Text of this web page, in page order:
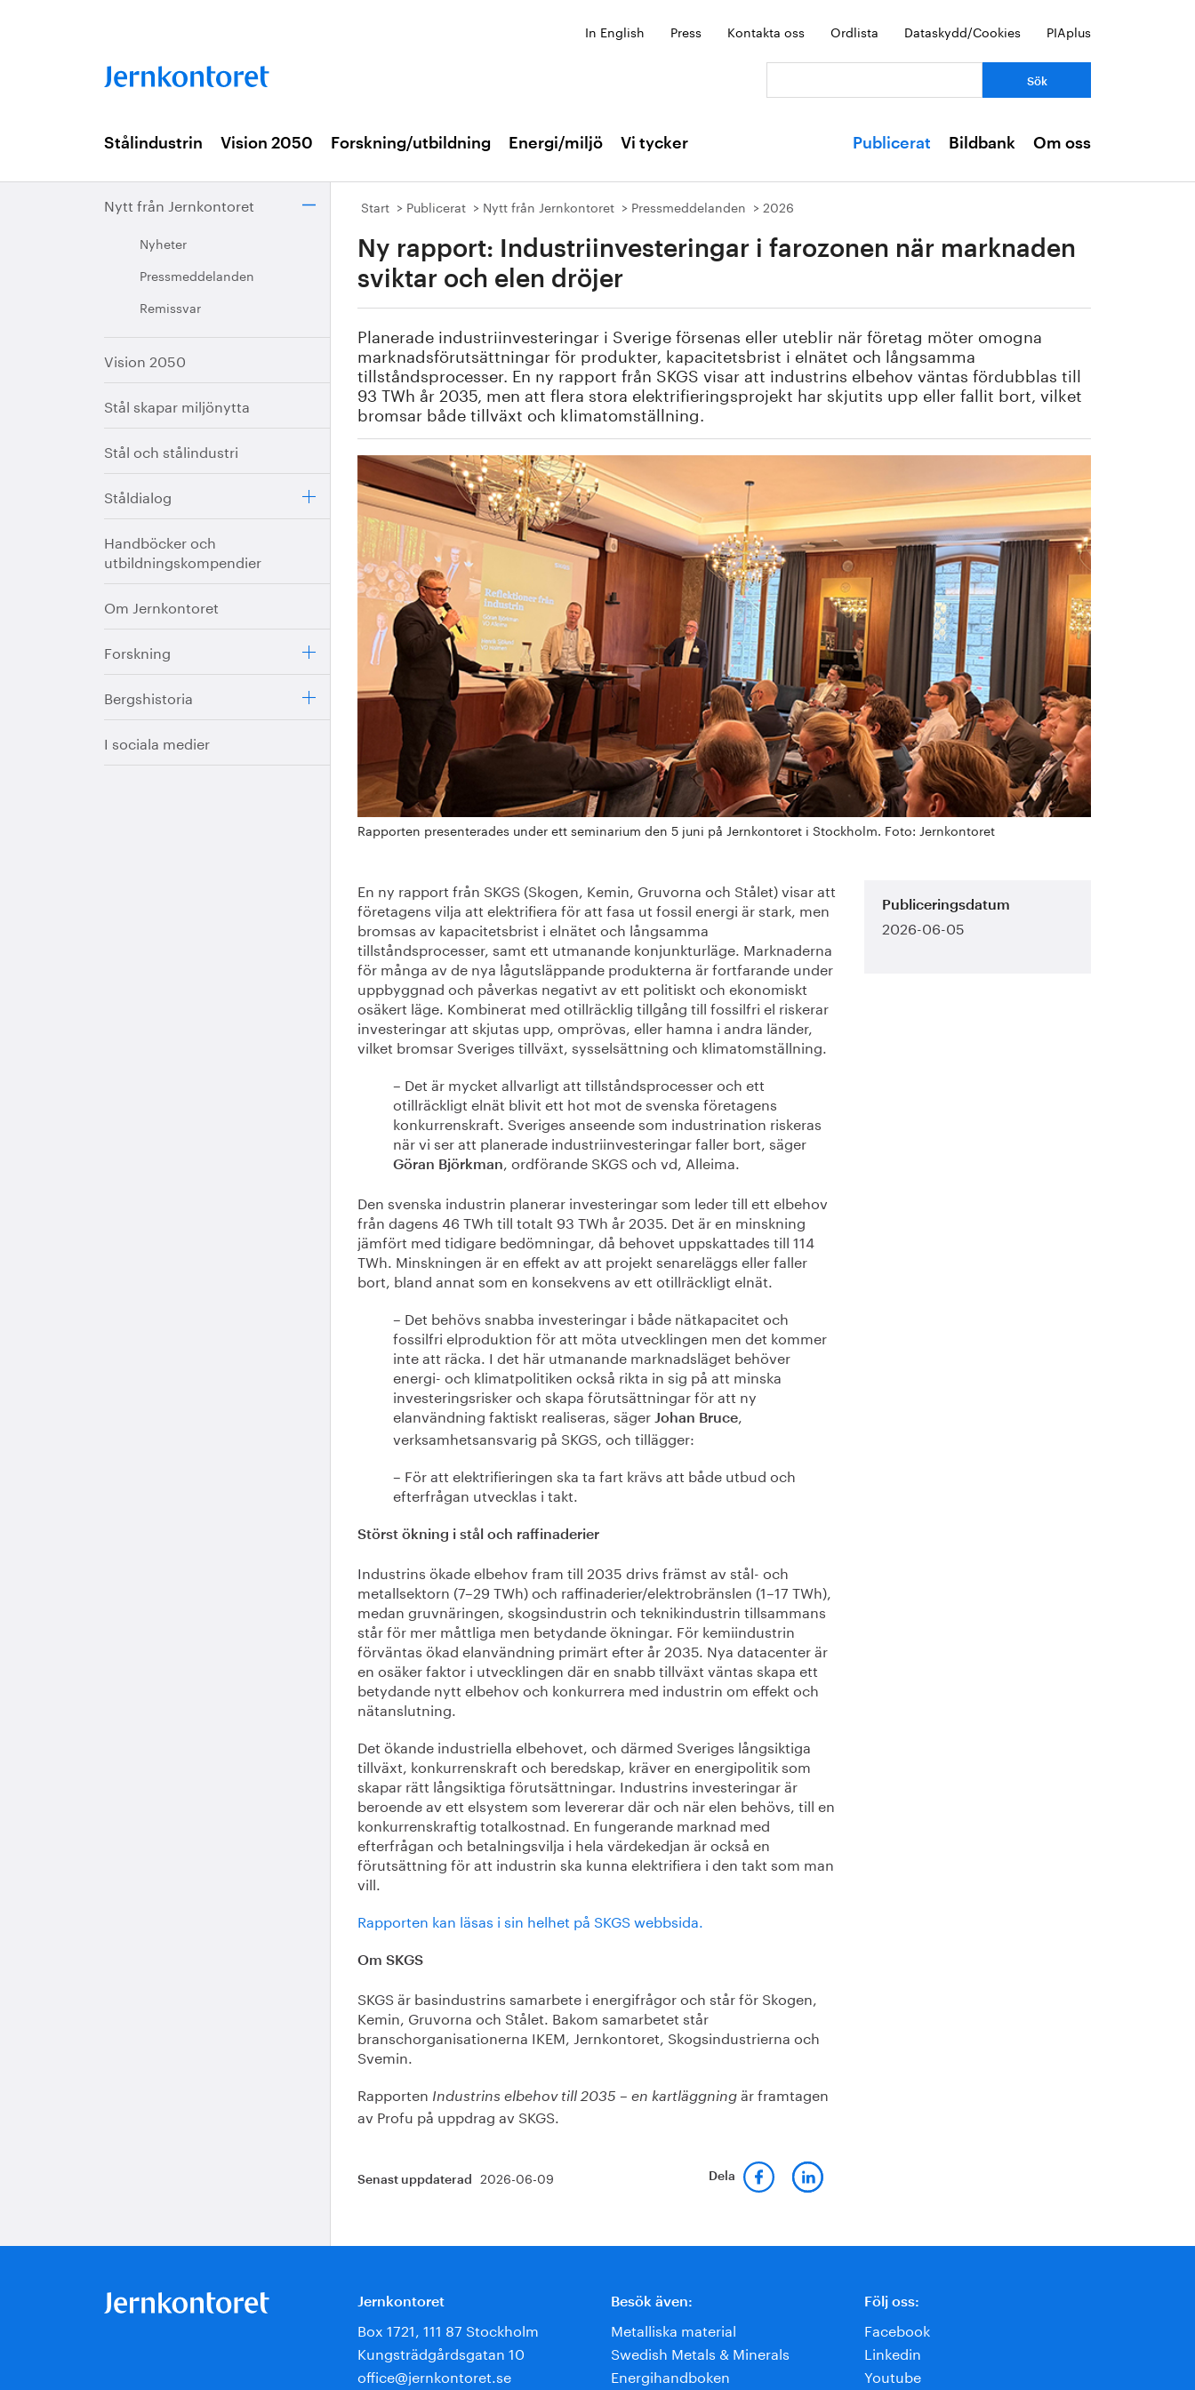
In English Press Kontakta oss Ordlista Dataskydd/Cookies PIAplus
Stålindustrin Vision 2050 Forskning/utbildning Energi/miljö Vi tycker Publicerat Bildbank Om oss
Nytt från Jernkontoret
Nyheter
Pressmeddelanden
Remissvar
Vision 2050
Stål skapar miljönytta
Stål och stålindustri
Ståldialog
Handböcker och
utbildningskompendier
Om Jernkontoret
Forskning
Bergshistoria
I sociala medier
Start Publicerat Nytt från Jernkontoret Pressmeddelanden 2026
Ny rapport: Industriinvesteringar i farozonen när marknaden
sviktar och elen dröjer
Planerade industriinvesteringar i Sverige försenas eller uteblir när företag möter omogna
marknadsförutsättningar för produkter, kapacitetsbrist i elnätet och långsamma
tillståndsprocesser. En ny rapport från SKGS visar att industrins elbehov väntas fördubblas till
93 TWh år 2035, men att flera stora elektrifieringsprojekt har skjutits upp eller fallit bort, vilket
bromsar både tillväxt och klimatomställning.
Rapporten presenterades under ett seminarium den 5 juni på Jernkontoret i Stockholm. Foto: Jernkontoret
En ny rapport från SKGS (Skogen, Kemin, Gruvorna och Stålet) visar att
företagens vilja att elektrifiera för att fasa ut fossil energi är stark, men
bromsas av kapacitetsbrist i elnätet och långsamma
tillståndsprocesser, samt ett utmanande konjunkturläge. Marknaderna
för många av de nya lågutsläppande produkterna är fortfarande under
uppbyggnad och påverkas negativt av ett politiskt och ekonomiskt
osäkert läge. Kombinerat med otillräcklig tillgång till fossilfri el riskerar
investeringar att skjutas upp, omprövas, eller hamna i andra länder,
vilket bromsar Sveriges tillväxt, sysselsättning och klimatomställning.
– Det är mycket allvarligt att tillståndsprocesser och ett
otillräckligt elnät blivit ett hot mot de svenska företagens
konkurrenskraft. Sveriges anseende som industrination riskeras
när vi ser att planerade industriinvesteringar faller bort, säger
Göran Björkman
, ordförande SKGS och vd, Alleima.
Den svenska industrin planerar investeringar som leder till ett elbehov
från dagens 46 TWh till totalt 93 TWh år 2035. Det är en minskning
jämfört med tidigare bedömningar, då behovet uppskattades till 114
TWh. Minskningen är en effekt av att projekt senareläggs eller faller
bort, bland annat som en konsekvens av ett otillräckligt elnät.
– Det behövs snabba investeringar i både nätkapacitet och
fossilfri elproduktion för att möta utvecklingen men det kommer
inte att räcka. I det här utmanande marknadsläget behöver
energi- och klimatpolitiken också rikta in sig på att minska
investeringsrisker och skapa förutsättningar för att ny
elanvändning faktiskt realiseras, säger Johan Bruce
verksamhetsansvarig på SKGS, och tillägger:
– För att elektrifieringen ska ta fart krävs att både utbud och
efterfrågan utvecklas i takt.
Störst ökning i stål och raffinaderier
Industrins ökade elbehov fram till 2035 drivs främst av stål- och
metallsektorn (7–29 TWh) och raffinaderier/elektrobränslen (1–17 TWh),
medan gruvnäringen, skogsindustrin och teknikindustrin tillsammans
står för mer måttliga men betydande ökningar. För kemiindustrin
förväntas ökad elanvändning primärt efter år 2035. Nya datacenter är
en osäker faktor i utvecklingen där en snabb tillväxt väntas skapa ett
betydande nytt elbehov och konkurrera med industrin om effekt och
nätanslutning.
Det ökande industriella elbehovet, och därmed Sveriges långsiktiga
tillväxt, konkurrenskraft och beredskap, kräver en energipolitik som
skapar rätt långsiktiga förutsättningar. Industrins investeringar är
beroende av ett elsystem som levererar där och när elen behövs, till en
konkurrenskraftig totalkostnad. En fungerande marknad med
efterfrågan och betalningsvilja i hela värdekedjan är också en
förutsättning för att industrin ska kunna elektrifiera i den takt som man
vill.
Rapporten kan läsas i sin helhet på SKGS webbsida.
Om SKGS
SKGS är basindustrins samarbete i energifrågor och står för Skogen,
Kemin, Gruvorna och Stålet. Bakom samarbetet står
branschorganisationerna IKEM, Jernkontoret, Skogsindustrierna och
Svemin.
Rapporten Industrins elbehov till 2035 – en kartläggning är framtagen
av Profu på uppdrag av SKGS.
Senast uppdaterad 2026-06-09 Dela
Publiceringsdatum
2026-06-05
Jernkontoret
Box 1721, 111 87 Stockholm
Kungsträdgårdsgatan 10
office@jernkontoret.se
Besök även:
Metalliska material
Swedish Metals & Minerals
Energihandboken
Följ oss:
Facebook
Linkedin
Youtube